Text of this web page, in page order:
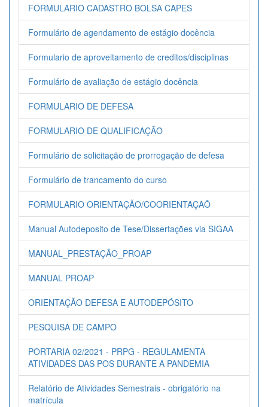
FORMULARIO CADASTRO BOLSA CAPES
Formulário de agendamento de estágio docência
Formulario de aproveitamento de creditos/disciplinas
Formulário de avaliação de estágio docência
FORMULARIO DE DEFESA
FORMULARIO DE QUALIFICAÇÃO
Formulário de solicitação de prorrogação de defesa
Formulário de trancamento do curso
FORMULARIO ORIENTAÇÃO/COORIENTAÇAÕ
Manual Autodeposito de Tese/Dissertações via SIGAA
MANUAL_PRESTAÇÃO_PROAP
MANUAL PROAP
ORIENTAÇÃO DEFESA E AUTODEPÓSITO
PESQUISA DE CAMPO
PORTARIA 02/2021 - PRPG - REGULAMENTA
ATIVIDADES DAS POS DURANTE A PANDEMIA
Relatório de Atividades Semestrais - obrigatório na
matrícula